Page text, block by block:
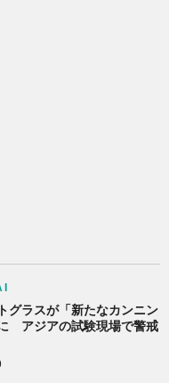
グラスが「新たなカンニン
アジアの試験現場で警戒